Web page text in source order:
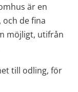
är en
och de fina
möjligt, utifrån
till odling, för